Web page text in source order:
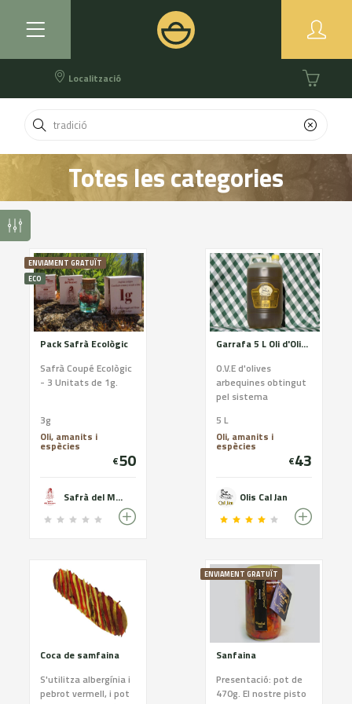
Localització
Totes les categories
ENVIAMENT GRATUÏT
ECO
Pack Safrà Ecològic
Safrà Coupé Ecològic
- 3 Unitats de 1g.
3g
Oli, amanits i
espècies
€50
Safrà del Montsec
Garrafa 5 L Oli d'Oliva Verge Extra
O.V.E d'olives
arbequines obtingut
pel sistema
pedra, primera
pressió en fred i
decantació natural.
5 L
Oli, amanits i
espècies
€43
Olis Cal Jan
Coca de samfaina
S'utilitza albergínia i
pebrot vermell, i pot
ENVIAMENT GRATUÏT
Sanfaina
Presentació: pot de
470g. El nostre pisto